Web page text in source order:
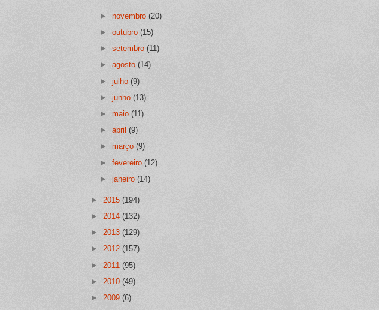
►novembro(20)
►outubro(15)
►setembro(11)
►agosto(14)
►julho(9)
►junho(13)
►maio(11)
►abril(9)
►março(9)
►fevereiro(12)
►janeiro(14)
► 2015 (194)
► 2014 (132)
► 2013 (129)
► 2012 (157)
► 2011 (95)
► 2010 (49)
► 2009 (6)